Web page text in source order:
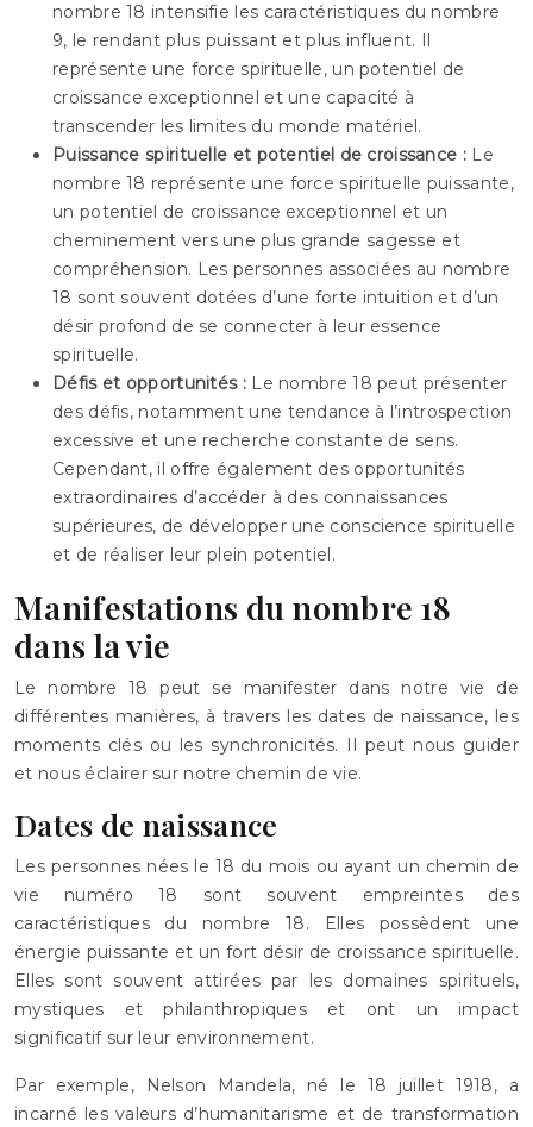
nombre 18 intensifie les caractéristiques du nombre
9, le rendant plus puissant et plus influent. Il
représente une force spirituelle, un potentiel de
croissance exceptionnel et une capacité à
transcender les limites du monde matériel.
Puissance spirituelle et potentiel de croissance : Le
nombre 18 représente une force spirituelle puissante,
un potentiel de croissance exceptionnel et un
cheminement vers une plus grande sagesse et
compréhension. Les personnes associées au nombre
18 sont souvent dotées d’une forte intuition et d’un
désir profond de se connecter à leur essence
spirituelle.
Défis et opportunités : Le nombre 18 peut présenter
des défis, notamment une tendance à l’introspection
excessive et une recherche constante de sens.
Cependant, il offre également des opportunités
extraordinaires d’accéder à des connaissances
supérieures, de développer une conscience spirituelle
et de réaliser leur plein potentiel.
Manifestations du nombre 18
dans la vie
Le nombre 18 peut se manifester dans notre vie de
différentes manières, à travers les dates de naissance, les
moments clés ou les synchronicités. Il peut nous guider
et nous éclairer sur notre chemin de vie.
Dates de naissance
Les personnes nées le 18 du mois ou ayant un chemin de
vie numéro 18 sont souvent empreintes des
caractéristiques du nombre 18. Elles possèdent une
énergie puissante et un fort désir de croissance spirituelle.
Elles sont souvent attirées par les domaines spirituels,
mystiques et philanthropiques et ont un impact
significatif sur leur environnement.
Par exemple, Nelson Mandela, né le 18 juillet 1918, a
incarné les valeurs d’humanitarisme et de transformation